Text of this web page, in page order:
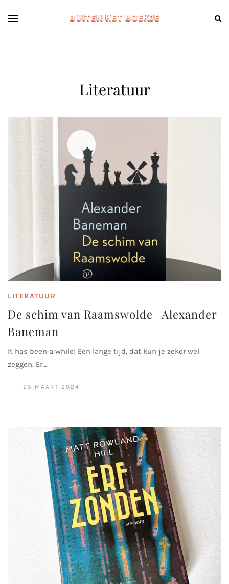
Literatuur
LITERATUUR
De schim van Raamswolde | Alexander
Baneman
It has been a while! Een lange tijd, dat kun je zeker wel
zeggen. Er…
25 MAART 2024